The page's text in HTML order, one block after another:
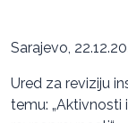
Sarajevo,
Ured za reviziju
temu: „Aktivnosti